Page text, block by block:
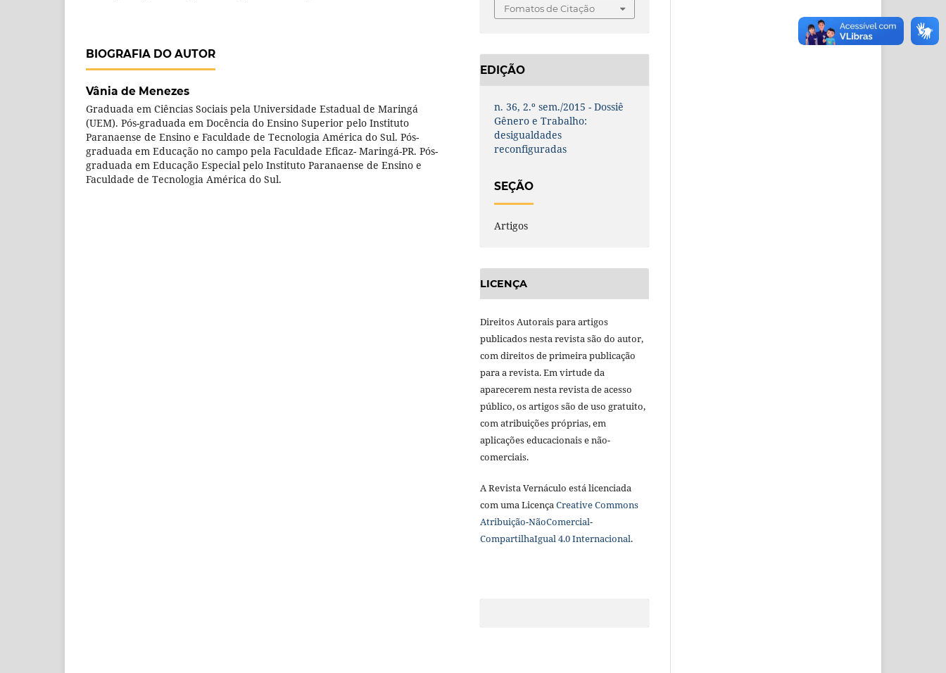
BIOGRAFIA DO AUTOR
Vânia de Menezes
Graduada em Ciências Sociais pela Universidade Estadual de Maringá
(UEM). Pós-graduada em Docência do Ensino Superior pelo Instituto
Paranaense de Ensino e Faculdade de Tecnologia América do Sul. Pós-
graduada em Educação no campo pela Faculdade Eficaz- Maringá-PR. Pós-
graduada em Educação Especial pelo Instituto Paranaense de Ensino e
Faculdade de Tecnologia América do Sul.
Fomatos de Citação
EDIÇÃO
n. 36, 2.º sem./2015 - Dossiê
Gênero e Trabalho:
desigualdades
reconfiguradas
SEÇÃO
Artigos
LICENÇA
Direitos Autorais para artigos
publicados nesta revista são do autor,
com direitos de primeira publicação
para a revista. Em virtude da
aparecerem nesta revista de acesso
público, os artigos são de uso gratuito,
com atribuições próprias, em
aplicações educacionais e não-
comerciais.
A Revista Vernáculo está licenciada
com uma LicençaCreative Commons
Atribuição-NãoComercial-
CompartilhaIgual 4.0 Internacional.